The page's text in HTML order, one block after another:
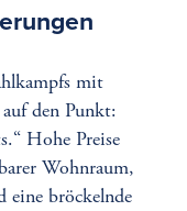
mit
den Punkt:
Hohe Preise
Wohnraum,
eine bröckelnde